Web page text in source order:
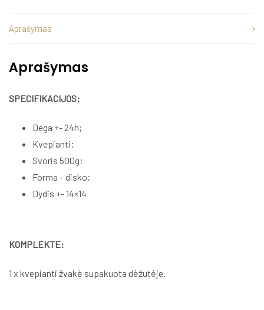
Aprašymas
Aprašymas
SPECIFIKACIJOS:
Dega +- 24h;
Kvepianti;
Svoris 500g;
Forma – disko;
Dydis +- 14×14
KOMPLEKTE:
1 x kvepianti žvakė supakuota dėžutėje.